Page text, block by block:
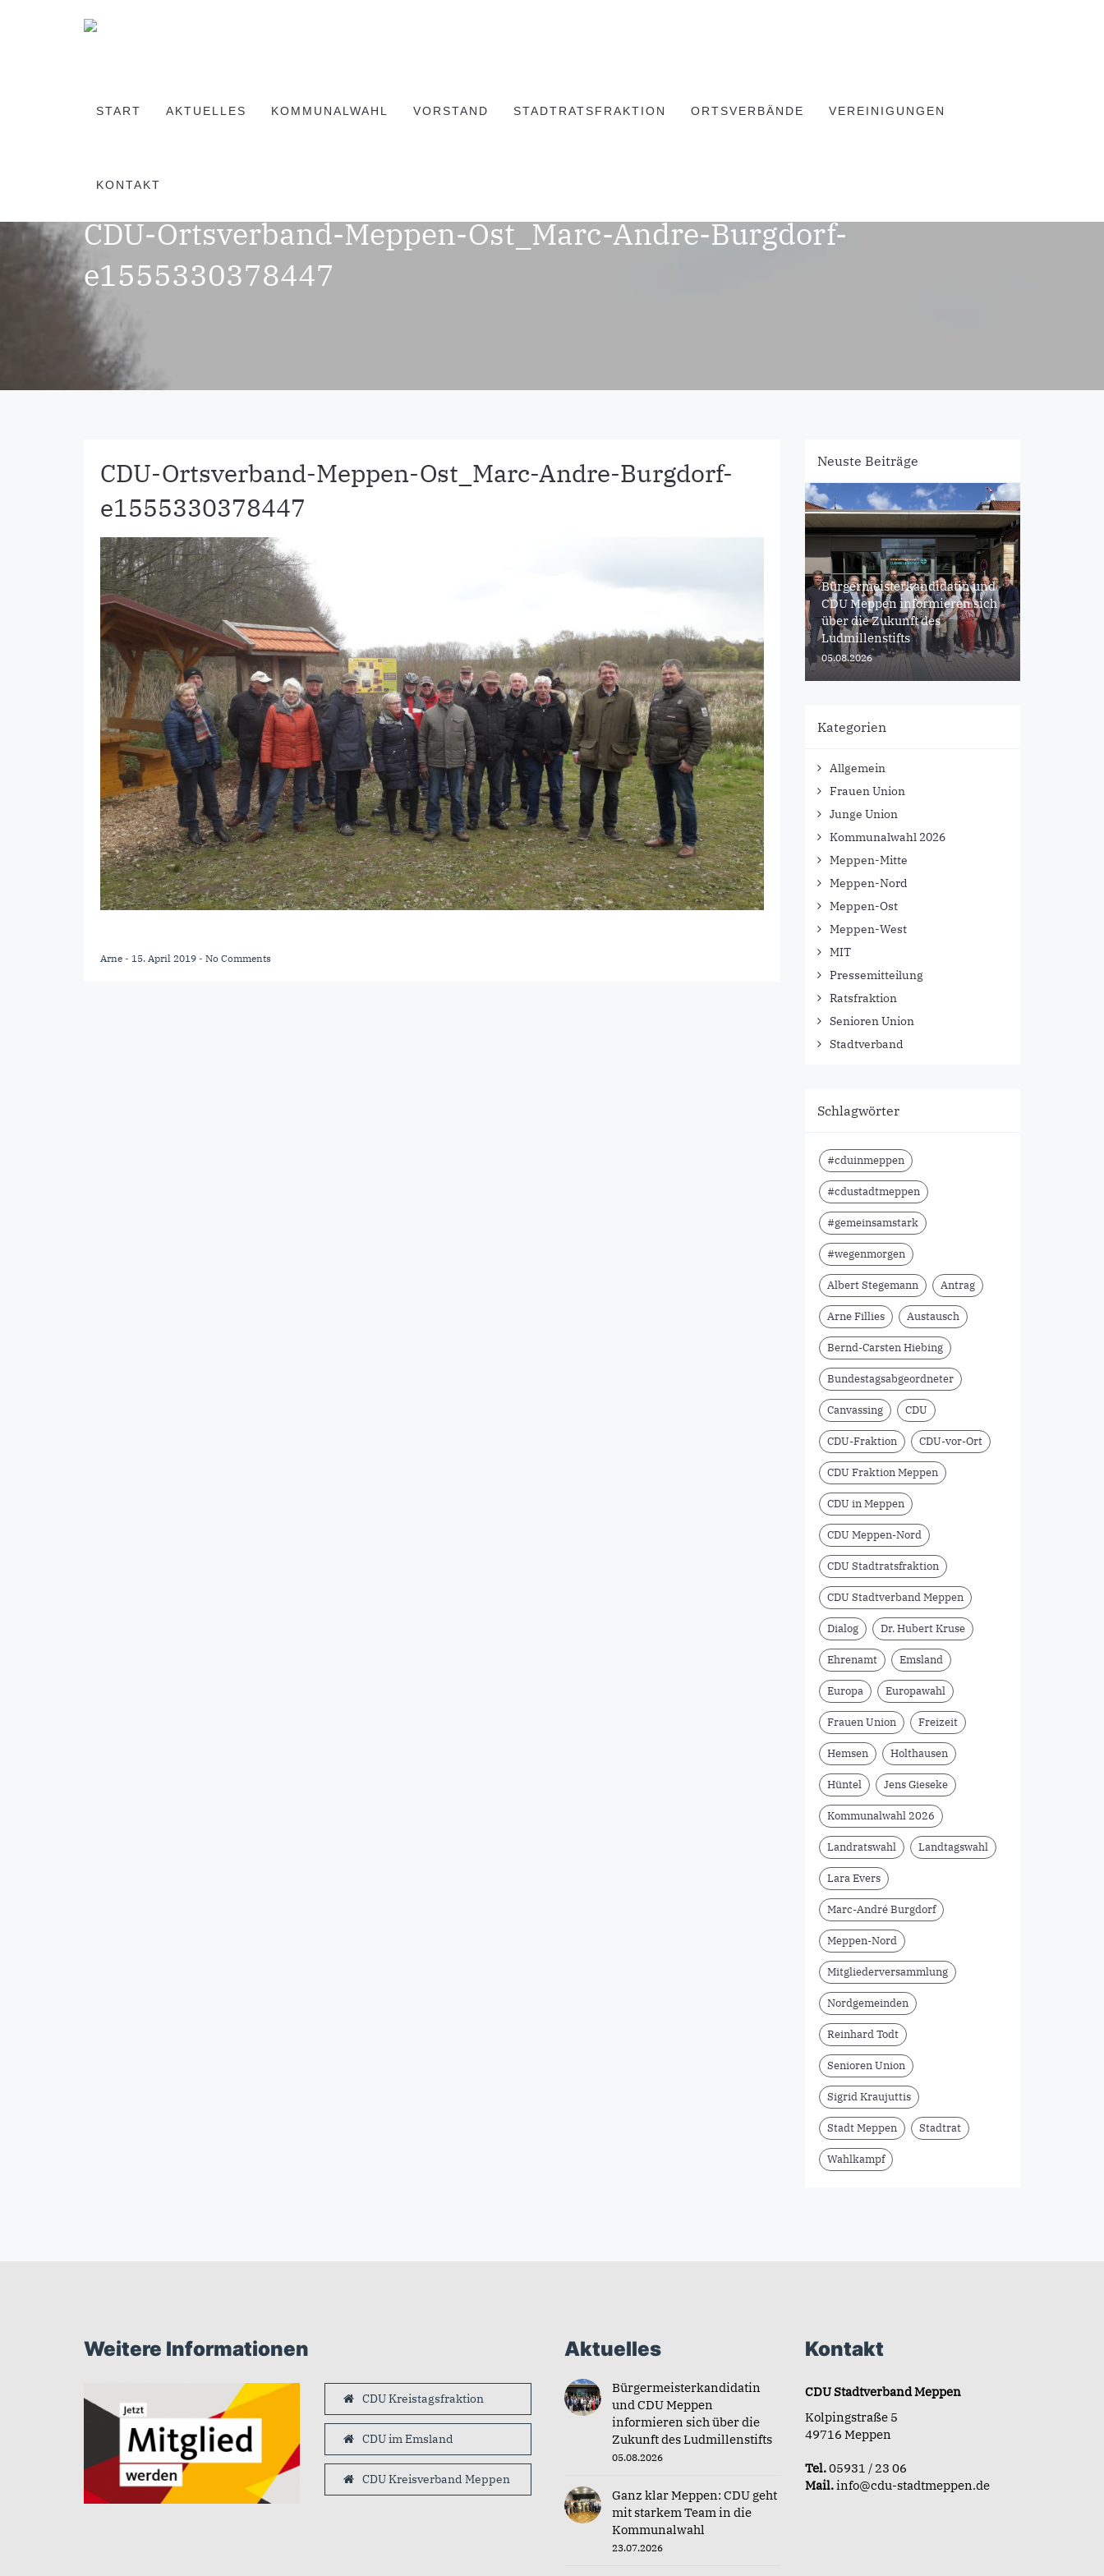
START AKTUELLES KOMMUNALWAHL VORSTAND STADTRATSFRAKTION ORTSVERBÄNDE VEREINIGUNGEN
KONTAKT
CDU-Ortsverband-Meppen-Ost_Marc-Andre-Burgdorf-
e1555330378447
CDU-Ortsverband-Meppen-Ost_Marc-Andre-Burgdorf-
e1555330378447
Arne - 15. April 2019 - No Comments
Neuste Beiträge
Bürgermeisterkandidatin und
CDU Meppen informieren sich
über die Zukunft des
Ludmillenstifts
05.08.2026
Kategorien
Allgemein
Frauen Union
Junge Union
Kommunalwahl 2026
Meppen-Mitte
Meppen-Nord
Meppen-Ost
Meppen-West
MIT
Pressemitteilung
Ratsfraktion
Senioren Union
Stadtverband
Schlagwörter
#cduinmeppen
#cdustadtmeppen
#gemeinsamstark
#wegenmorgen
Albert Stegemann Antrag
Arne Fillies Austausch
Bernd-Carsten Hiebing
Bundestagsabgeordneter
Canvassing CDU
CDU-Fraktion CDU-vor-Ort
CDU Fraktion Meppen
CDU in Meppen
CDU Meppen-Nord
CDU Stadtratsfraktion
CDU Stadtverband Meppen
Dialog Dr. Hubert Kruse
Ehrenamt Emsland
Europa Europawahl
Frauen Union Freizeit
Hemsen Holthausen
Hüntel Jens Gieseke
Kommunalwahl 2026
Landratswahl Landtagswahl
Lara Evers
Marc-André Burgdorf
Meppen-Nord
Mitgliederversammlung
Nordgemeinden
Reinhard Todt
Senioren Union
Sigrid Kraujuttis
Stadt Meppen Stadtrat
Wahlkampf
Weitere Informationen
CDU Kreistagsfraktion
CDU im Emsland
CDU Kreisverband Meppen
Aktuelles
Bürgermeisterkandidatin
und CDU Meppen
informieren sich über die
Zukunft des Ludmillenstifts
05.08.2026
Ganz klar Meppen: CDU geht
mit starkem Team in die
Kommunalwahl
23.07.2026
Kontakt
CDU Stadtverband Meppen
Kolpingstraße 5
49716 Meppen
Tel.05931 / 23 06
Mail.info@cdu-stadtmeppen.de